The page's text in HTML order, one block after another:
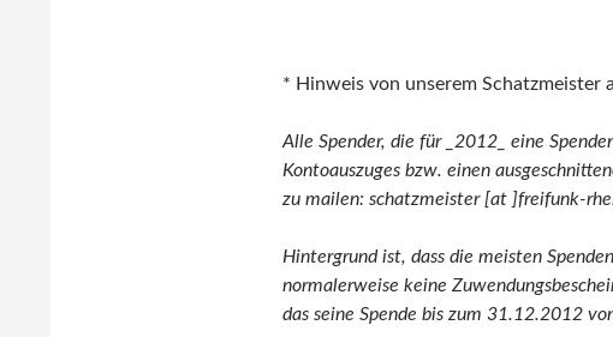
* Hinweis von unserem Schatzmeister
Alle Spender, die für _2012_ eine
Kontoauszuges bzw. einen
zu mailen: schatzmeister [at ]freifunk-
Hintergrund ist, dass die meisten
normalerweise keine
das seine Spende bis zum 31.12.2012